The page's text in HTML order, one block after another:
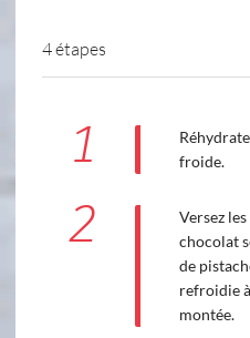
4 étapes
1
froide.
2
Versez
chocolat
de
refroidie
montée.